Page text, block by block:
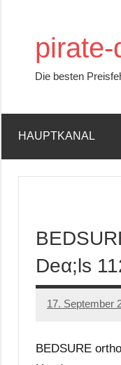
springen
Die besten
HAUPTKANAL
Dеα;ls
17. September
BEDSURE